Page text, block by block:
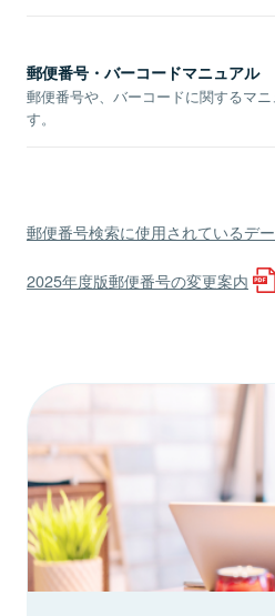
郵便番号・バーコードマニュアル
郵便番号や、バーコードに関するマ
す。
郵便番号検索に使用されているデ
2025年度版郵便番号の変更案内